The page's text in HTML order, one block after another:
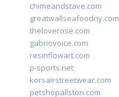
chimeandstave.com
greatwallseafoodny.com
theloverose.com
gabriovoice.com
resinflowart.com
p-sports.net
korsairstreetwear.com
petshopallston.com